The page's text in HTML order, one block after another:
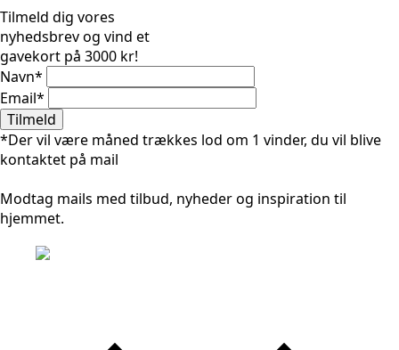
Tilmeld dig vores
nyhedsbrev og vind et
gavekort på 3000 kr!
Navn*
Email*
Tilmeld
*Der vil være måned trækkes lod om 1 vinder, du vil blive
kontaktet på mail
Modtag mails med tilbud, nyheder og inspiration til
hjemmet.